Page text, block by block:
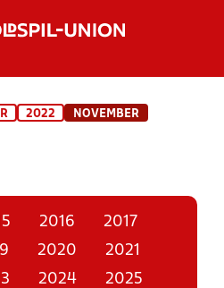
KLUBBER OG
2022 NOVEMBER
2016
2017
2020
2021
2024
2025